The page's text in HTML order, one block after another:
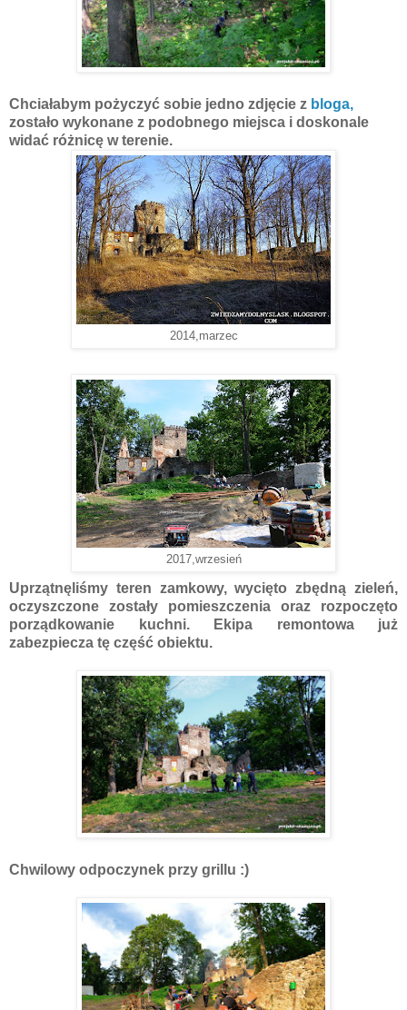
Chciałabym pożyczyć sobie jedno zdjęcie z bloga,
zostało wykonane z podobnego miejsca i doskonale
widać różnicę w terenie.
2014,marzec
2017,wrzesień
Uprzątnęliśmy teren zamkowy, wycięto zbędną zieleń,
oczyszczone zostały pomieszczenia oraz rozpoczęto
porządkowanie kuchni. Ekipa remontowa już
zabezpiecza tę część obiektu.
Chwilowy odpoczynek przy grillu :)